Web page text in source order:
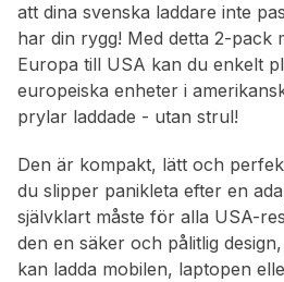
att dina svenska laddare inte
har din rygg! Med detta 2-pack
Europa till USA kan du enkelt
europeiska enheter i
prylar laddade - utan strul!
Den är kompakt, lätt och
du slipper panikleta efter en
självklart måste för alla USA-
den en säker och pålitlig
kan ladda mobilen, laptopen